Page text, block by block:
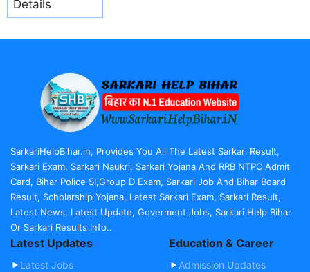
Details
SarkariHelpBihar.in, Provides You All The Latest Sarkari Result,
Sarkari Exam, Sarkari Naukri, Sarkari Yojana And RRB NTPC Admit
Card, Bihar Police SI,Group D Exam, Sarkari Job And Bihar Board
Result, Scholarship Yojana, Latest Sarkari Exam, Sarkari Result,
Latest News, Latest Update, Goverment Jobs, Sarkari Help Bihar
Or Sarkari Results Info..
Latest Updates
Latest Jobs
Education & Career
Admission Updates